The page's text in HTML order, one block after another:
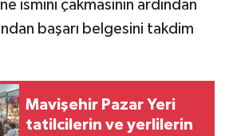
ismini çakmasının ardından
başarı belgesini takdim
Mavişehir Pazar Yeri
tatilcilerin ve yerlilerin